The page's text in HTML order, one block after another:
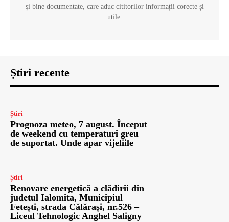
și bine documentate, care aduc cititorilor informații corecte și
utile.
Știri recente
Știri
Prognoza meteo, 7 august. Început
de weekend cu temperaturi greu
de suportat. Unde apar vijeliile
Știri
Renovare energetică a clădirii din
judetul Ialomita, Municipiul
Fetești, strada Călărași, nr.526 –
Liceul Tehnologic Anghel Saligny